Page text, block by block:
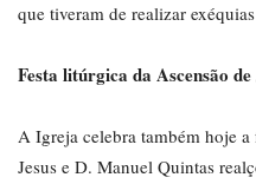
que tiveram de realizar
Festa litúrgica da Ascensão de
A Igreja celebra também hoje
Jesus e D. Manuel Quintas